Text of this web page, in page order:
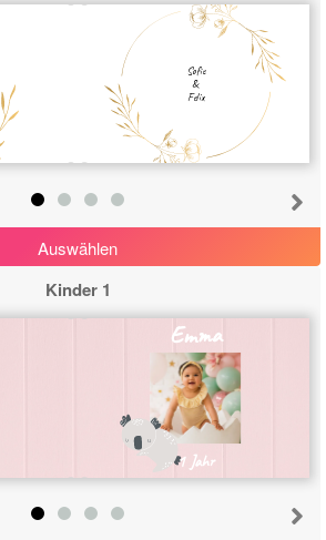
Sofie
&
Felix
Auswählen
Kinder 1
Emma
1 Jahr